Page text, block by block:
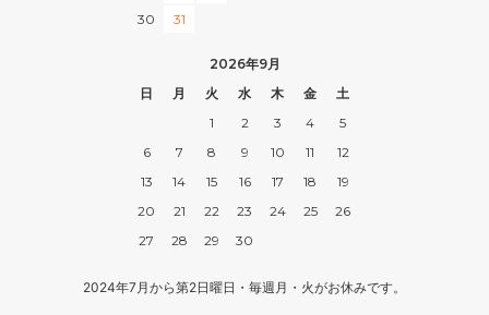
30
31
2026年9月
日
月 火 水 木 金
土
1
2 3 4
5
6
7 8 9 10 11
12
13
14 15 16 17 18
19
20
21 22 23 24 25
26
27
28 29 30
2024年7月から第2日曜日・毎週月・火がお休みです。